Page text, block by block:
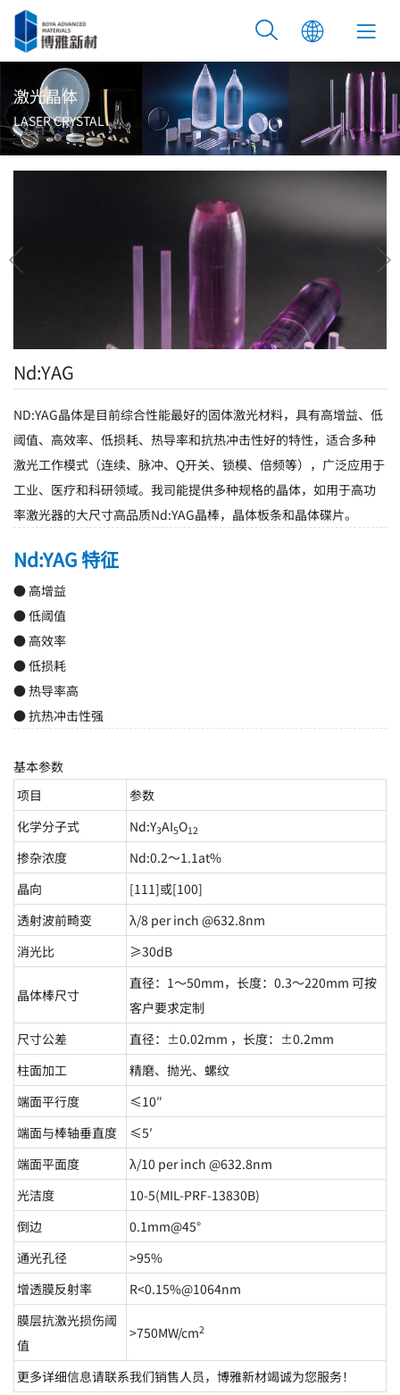
激光晶体
LASER CRYSTAL
Nd:YAG
ND:YAG晶体是目前综合性能最好的固体激光材料，具有高增益、低
阈值、高效率、低损耗、热导率和抗热冲击性好的特性，适合多种
激光工作模式（连续、脉冲、Q开关、锁模、倍频等），广泛应用于
工业、医疗和科研领域。我司能提供多种规格的晶体，如用于高功
率激光器的大尺寸高品质Nd:YAG晶棒，晶体板条和晶体碟片。
Nd:YAG 特征
● 高增益
● 低阈值
● 高效率
● 低损耗
● 热导率高
● 抗热冲击性强
基本参数
项目
参数
化学分子式
Nd:Y3AI5O12
掺杂浓度
Nd:0.2～1.1at%
晶向
[111]或[100]
透射波前畸变
λ/8 per inch @632.8nm
消光比
≥30dB
晶体棒尺寸
直径：1～50mm，长度：0.3～220mm 可按
客户要求定制
尺寸公差
直径：±0.02mm ，长度：±0.2mm
柱面加工
精磨、抛光、螺纹
端面平行度
≤10″
端面与棒轴垂直度
≤5′
端面平面度
λ/10 per inch @632.8nm
光洁度
10-5(MIL-PRF-13830B)
倒边
0.1mm@45°
通光孔径
>95%
增透膜反射率
R<0.15%@1064nm
膜层抗激光损伤阈
值
>750MW/cm2
更多详细信息请联系我们销售人员，博雅新材竭诚为您服务！